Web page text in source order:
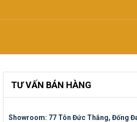
TƯ VẤN BÁN HÀNG
Showroom: 77 Tôn Đức Thắng, Đống